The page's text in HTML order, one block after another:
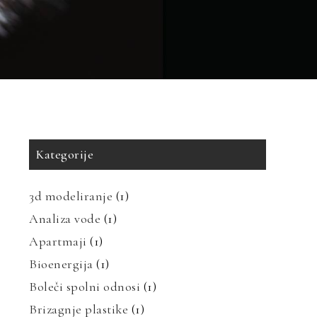
Kategorije
3d modeliranje (1)
Analiza vode (1)
Apartmaji (1)
Bioenergija (1)
Boleči spolni odnosi (1)
Brizagnje plastike (1)